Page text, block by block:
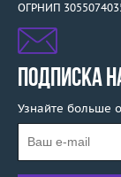
ОГРНИП
ПОДПИСКА
Узнайте больше